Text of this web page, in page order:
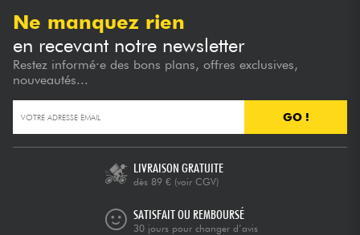
Ne manquez rien
en recevant notre newsletter
Restez informé·e des bons plans, offres exclusives,
nouveautés...
GO !
LIVRAISON GRATUITE
dès 89 € (voir CGV)
SATISFAIT OU REMBOURSÉ
30 jours pour changer d’avis